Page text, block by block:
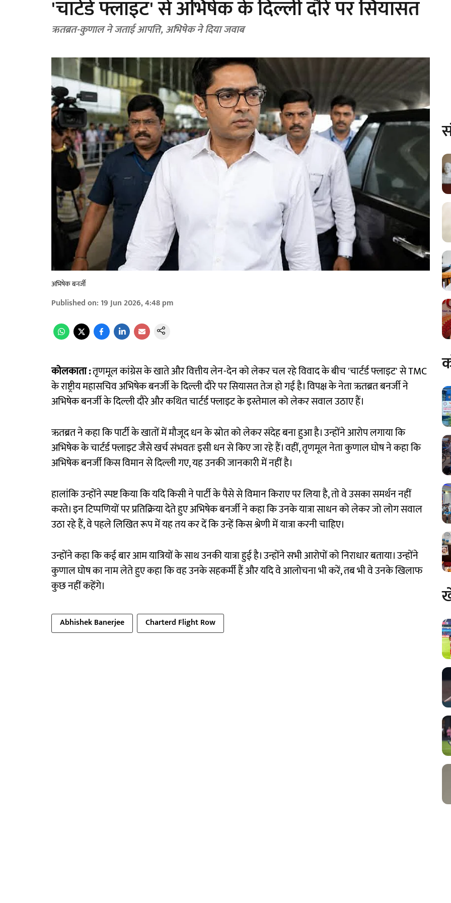
'चार्टर्ड फ्लाइट' से अभिषेक के दिल्ली दौरे पर सियासत
ऋतब्रत-कुणाल ने जताई आपत्ति, अभिषेक ने दिया जवाब
अभिषेक बनर्जी
Published on: 19 Jun 2026, 4:48 pm
कोलकाता :तृणमूल कांग्रेस के खाते और वित्तीय लेन-देन को लेकर चल रहे विवाद के बीच 'चार्टर्ड फ्लाइट' से TMC
के राष्ट्रीय महासचिव अभिषेक बनर्जी के दिल्ली दौरे पर सियासत तेज हो गई है। विपक्ष के नेता ऋतब्रत बनर्जी ने
अभिषेक बनर्जी के दिल्ली दौरे और कथित चार्टर्ड फ्लाइट के इस्तेमाल को लेकर सवाल उठाए हैं।
ऋतब्रत ने कहा कि पार्टी के खातों में मौजूद धन के स्रोत को लेकर संदेह बना हुआ है। उन्होंने आरोप लगाया कि
अभिषेक के चार्टर्ड फ्लाइट जैसे खर्च संभवतः इसी धन से किए जा रहे हैं। वहीं, तृणमूल नेता कुणाल घोष ने कहा कि
अभिषेक बनर्जी किस विमान से दिल्ली गए, यह उनकी जानकारी में नहीं है।
हालांकि उन्होंने स्पष्ट किया कि यदि किसी ने पार्टी के पैसे से विमान किराए पर लिया है, तो वे उसका समर्थन नहीं
करते। इन टिप्पणियों पर प्रतिक्रिया देते हुए अभिषेक बनर्जी ने कहा कि उनके यात्रा साधन को लेकर जो लोग सवाल
उठा रहे हैं, वे पहले लिखित रूप में यह तय कर दें कि उन्हें किस श्रेणी में यात्रा करनी चाहिए।
उन्होंने कहा कि कई बार आम यात्रियों के साथ उनकी यात्रा हुई है। उन्होंने सभी आरोपों को निराधार बताया। उन्होंने
कुणाल घोष का नाम लेते हुए कहा कि वह उनके सहकर्मी हैं और यदि वे आलोचना भी करें, तब भी वे उनके खिलाफ
कुछ नहीं कहेंगे।
Abhishek Banerjee Charterd Flight Row